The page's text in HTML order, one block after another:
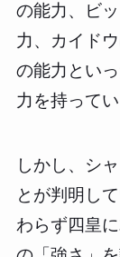
の能力、ビ
力、カイド
の能力とい
力を持ってい
しかし、シ
とが判明し
わらず四皇